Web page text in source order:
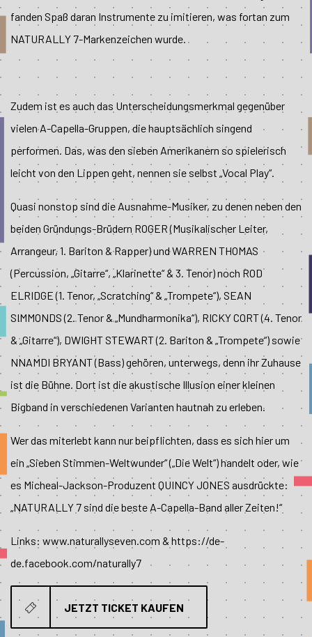
fanden Spaß daran Instrumente zu imitieren, was fortan zum
NATURALLY 7-Markenzeichen wurde.
Zudem ist es auch das Unterscheidungsmerkmal gegenüber
vielen A-Capella-Gruppen, die hauptsächlich singend
performen. Das, was den sieben Amerikanern so spielerisch
leicht von den Lippen geht, nennen sie selbst „Vocal Play“.
Quasi nonstop sind die Ausnahme-Musiker, zu denen neben den
beiden Gründungs-Brüdern ROGER (Musikalischer Leiter,
Arrangeur, 1. Bariton & Rapper) und WARREN THOMAS
(Percussion, „Gitarre“, „Klarinette“ & 3. Tenor) noch ROD
ELRIDGE (1. Tenor, „Scratching“ & „Trompete“), SEAN
SIMMONDS (2. Tenor & „Mundharmonika“), RICKY CORT (4. Tenor
& „Gitarre“), DWIGHT STEWART (2. Bariton & „Trompete“) sowie
NNAMDI BRYANT (Bass) gehören, unterwegs, denn ihr Zuhause
ist die Bühne. Dort ist die akustische Illusion einer kleinen
Bigband in verschiedenen Varianten hautnah zu erleben.
Wer das miterlebt kann nur beipflichten, dass es sich hier um
ein „Sieben Stimmen-Weltwunder“ („Die Welt“) handelt oder, wie
es Micheal-Jackson-Produzent QUINCY JONES ausdrückte:
„NATURALLY 7 sind die beste A-Capella-Band aller Zeiten!“
Links: www.naturallyseven.com & https://de-
de.facebook.com/naturally7
JETZT TICKET KAUFEN